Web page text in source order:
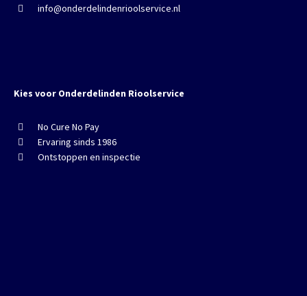
info@onderdelindenrioolservice.nl
Kies voor Onderdelinden Rioolservice
No Cure No Pay
Ervaring sinds 1986
Ontstoppen en inspectie